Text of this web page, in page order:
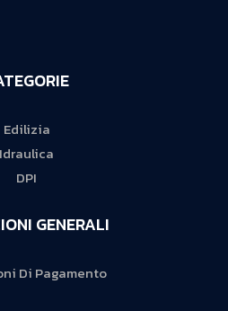
Edilizia
Idraulica
DPI
GENERALI
Di Pagamento